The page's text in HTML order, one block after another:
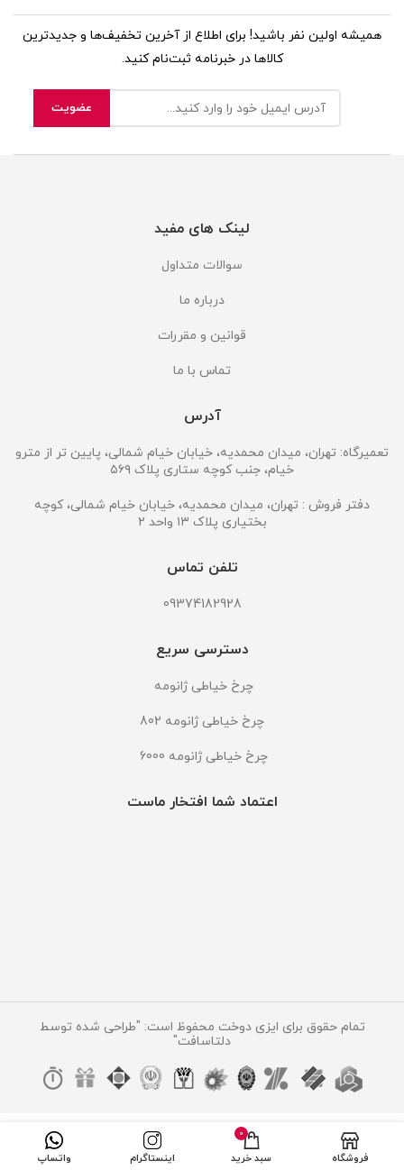
همیشه اولین نفر باشید! برای اطلاع از آخرین تخفیف‌ها و جدیدترین
کالاها در خبرنامه ثبت‌نام کنید.
لینک های مفید
سوالات متداول
درباره ما
قوانین و مقررات
تماس با ما
آدرس
تعمیرگاه: تهران، میدان محمدیه، خیابان خیام شمالی، پایین تر از مترو
خیام، جنب کوچه ستاری پلاک ۵۶۹
دفتر فروش : تهران، میدان محمدیه، خیابان خیام شمالی، کوچه
بختیاری پلاک ۱۳ واحد ۲
تلفن تماس
09374182928
دسترسی سریع
چرخ خیاطی ژانومه
چرخ خیاطی ژانومه 802
چرخ خیاطی ژانومه 6000
اعتماد شما افتخار ماست
تمام حقوق برای ایزی دوخت محفوظ است: "طراحی شده توسط
دلتاسافت"
فروشگاه
0
سبد خرید اینستاگرام واتساپ